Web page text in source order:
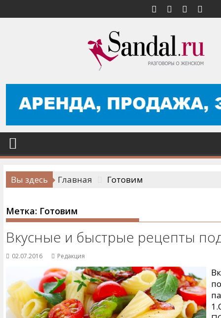
к
Вы здесь Главная Готовим
Метка: Готовим
Вкусные и быстрые рецепты
02.07.2016 Редакция